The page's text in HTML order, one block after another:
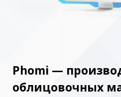
Phomi —
облицовочных